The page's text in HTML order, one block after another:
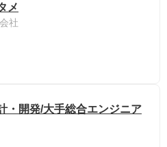
メ
社
・開発/大手総合エンジニア